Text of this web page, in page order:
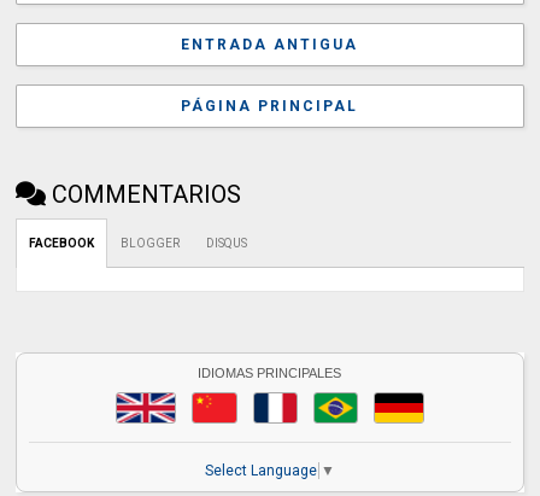
ENTRADA ANTIGUA
PÁGINA PRINCIPAL
COMMENTARIOS
FACEBOOK BLOGGER DISQUS
IDIOMAS PRINCIPALES
Select Language ▼